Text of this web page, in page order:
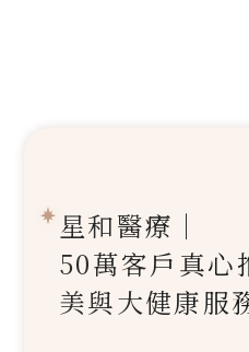
星和醫療｜
50萬客戶真心
美與大健康服